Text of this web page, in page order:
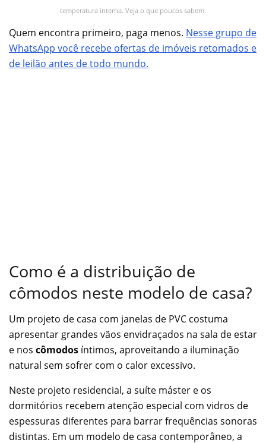
temperatura interna. Veja o que poucos sabem.
Quem encontra primeiro, paga menos. Nesse grupo de
WhatsApp você recebe ofertas de imóveis retomados e
de leilão antes de todo mundo.
Como é a distribuição de
cômodos neste modelo de casa?
Um projeto de casa com janelas de PVC costuma
apresentar grandes vãos envidraçados na sala de estar
e nos cômodos íntimos, aproveitando a iluminação
natural sem sofrer com o calor excessivo.
Neste projeto residencial, a suíte máster e os
dormitórios recebem atenção especial com vidros de
espessuras diferentes para barrar frequências sonoras
distintas. Em um modelo de casa contemporâneo, a